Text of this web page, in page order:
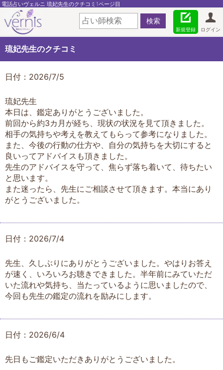
電話占いヴェルニ 琉妃先生のクチコミ1ページ目
ログイン
新規登録
琉妃先生のクチコミ
日付：2026/7/5
琉妃先生
本日は、鑑定ありがとうございました。
前回から約3カ月が経ち、現状の状況を見て頂きました。
相手の気持ちや考えを教えてもらって参考になりました。
また、今後の行動の仕方や、自分の気持ちを大切にすると
良いってアドバイスも頂きました。
先生のアドバイスを守って、焦らず落ち着いて、待ちたい
と思います。
また迷ったら、先生にご相談させて頂きます。本当にあり
がとうございました。
日付：2026/7/4
先生、久しぶりにありがとうございました。やはりお答え
が速く、いろいろお聴きできました。半年前にみていただ
いた流れや気持ち、当たっているように思いましたので、
今回も先生の鑑定の流れを励みにします。
日付：2026/6/4
先日もご鑑定いただきありがとうございました。